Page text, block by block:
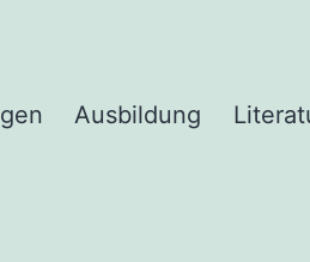
Ausbildung